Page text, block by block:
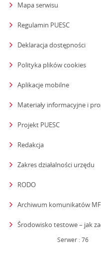
Mapa serwisu
Regulamin PUESC
Deklaracja dostępności
Polityka plików cookies
Aplikacje mobilne
Materiały informacyjne i
Projekt PUESC
Redakcja
Zakres działalności urzędu
RODO
Archiwum komunikatów MF
Środowisko testowe – jak
Serwer : 76